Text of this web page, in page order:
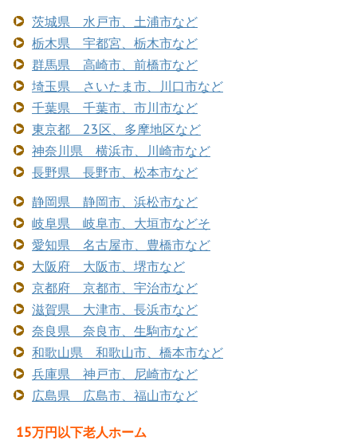
茨城県 水戸市、土浦市など
栃木県 宇都宮、栃木市など
群馬県 高崎市、前橋市など
埼玉県 さいたま市、川口市など
千葉県 千葉市、市川市など
東京都 23区、多摩地区など
神奈川県 横浜市、川崎市など
長野県 長野市、松本市など
静岡県 静岡市、浜松市など
岐阜県 岐阜市、大垣市などそ
愛知県 名古屋市、豊橋市など
大阪府 大阪市、堺市など
京都府 京都市、宇治市など
滋賀県 大津市、長浜市など
奈良県 奈良市、生駒市など
和歌山県 和歌山市、橋本市など
兵庫県 神戸市、尼崎市など
広島県 広島市、福山市など
15万円以下老人ホーム